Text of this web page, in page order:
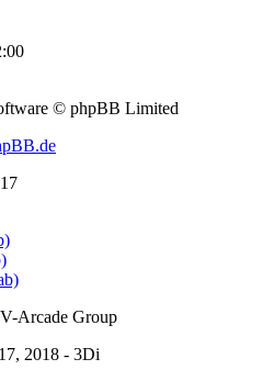
© phpBB Limited
Arcade Group
2018 - 3Di